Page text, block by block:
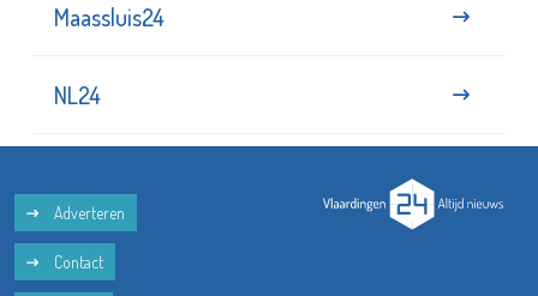
Maassluis24
NL24
Adverteren
Contact